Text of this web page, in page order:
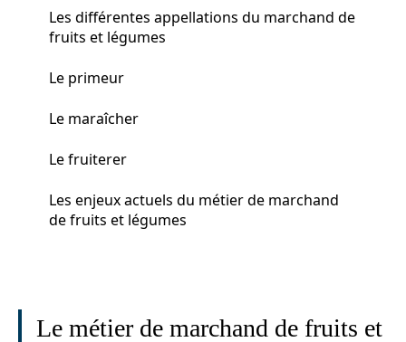
Les différentes appellations du marchand de
fruits et légumes
Le primeur
Le maraîcher
Le fruiterer
Les enjeux actuels du métier de marchand
de fruits et légumes
Le métier de marchand de fruits et